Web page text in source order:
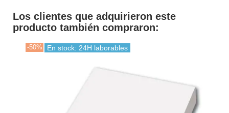
Los clientes que adquirieron este
producto también compraron:
-50% En stock: 24H laborables